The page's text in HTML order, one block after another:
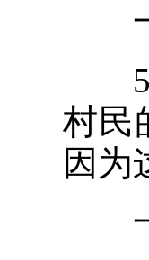
一
50
村民
因为
一